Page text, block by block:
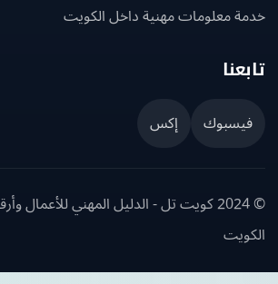
معلومات مهنية داخل الكويت
إكس
© 2024 كويت تل - الدليل المهني للأعمال وأرقام